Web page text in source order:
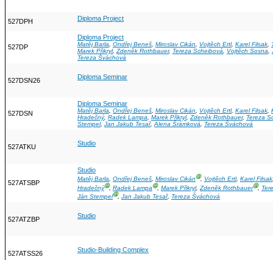
527DPH Diploma Project
527DP
Diploma Project
Matěj Barla, Ondřej Beneš, Miroslav Cikán, Vojtěch Ertl, Karel Filsak,
Marek Přikryl,Zdeněk Rothbauer, Tereza Scheibová, Vojtěch Sosna,
Tereza Šváchová
527DSN26 Diploma Seminar
527DSN
Diploma Seminar
Matěj Barla, Ondřej Beneš, Miroslav Cikán, Vojtěch Ertl, Karel Filsak,
Hradečný, Radek Lampa, Marek Přikryl,Zdeněk Rothbauer, Tereza
Stempel, Jan Jakub Tesař,Alena Šrámková, Tereza Šváchová
527ATKU Studio
527ATSBP
Studio
Matěj Barla, Ondřej Beneš, Miroslav CikánⒼ, Vojtěch Ertl, Karel Filsak
HradečnýⒼ, Radek LampaⒼ, Marek Přikryl, Zdeněk RothbauerⒼ,
Ján StempelⒼ, Jan Jakub Tesař, Tereza Šváchová
527ATZBP Studio
527ATSS26 Studio-Building Complex